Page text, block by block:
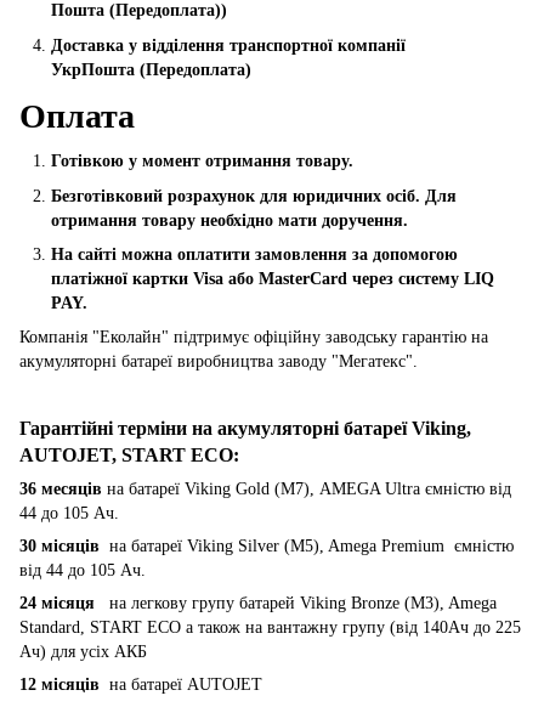
Пошта (Передоплата))
Доставка у відділення транспортної компанії
УкрПошта (Пeредоплата)
Оплата
Готівкою у момент отримання товару.
Безготівковий розрахунок для юридичних осіб. Для
отримання товару необхідно мати доручення.
На сайті можна оплатити замовлення за допомогою
платіжної картки Visa або MasterCard через систему LIQ
PAY.
Компанія "Еколайн" підтримує офіційну заводську гарантію на
акумуляторні батареї виробництва заводу "Мегатекс".
Гарантійні терміни на акумуляторні батареї Viking,
AUTOJET, START ECO:
36 месяців на батареї Viking Gold (M7), AMEGA Ultra ємністю від
44 до 105 Ач.
30 місяців на батареї Viking Silver (M5), Amega Premium ємністю
від 44 до 105 Ач.
24 місяця на легкову групу батарей Viking Bronze (M3), Amega
Standard, START ECO а також на вантажну групу (від 140Ач до 225
Ач) для усіх АКБ
12 місяців на батареї AUTOJET